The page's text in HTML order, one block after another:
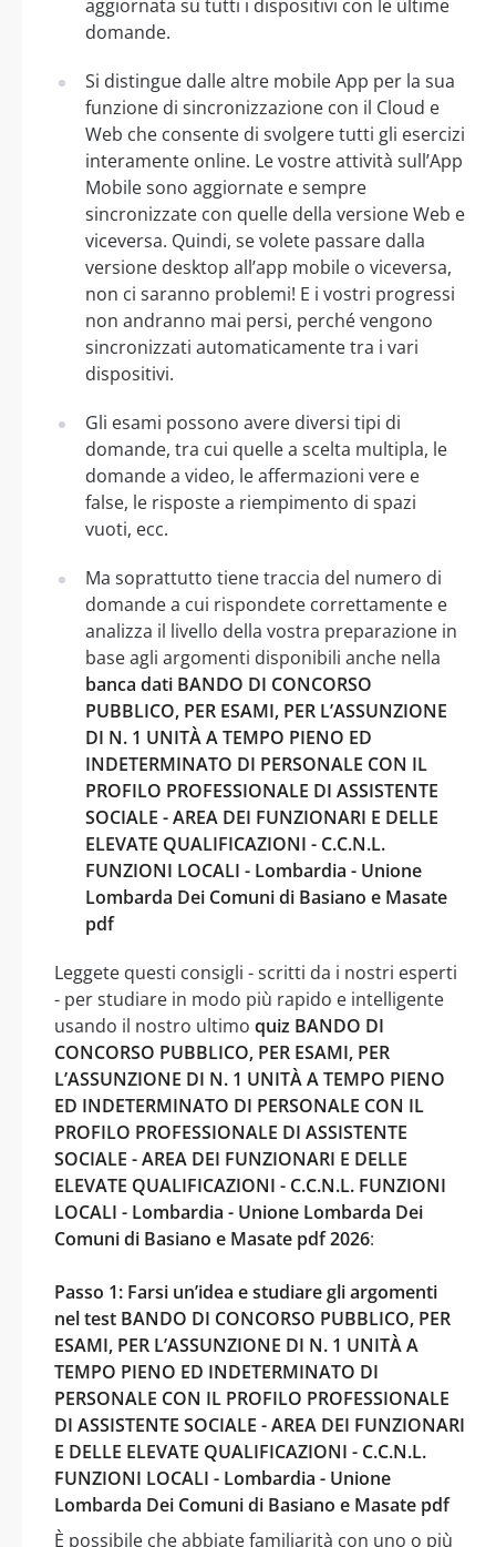
aggiornata su tutti i dispositivi con le ultime
domande.
Si distingue dalle altre mobile App per la sua
funzione di sincronizzazione con il Cloud e
Web che consente di svolgere tutti gli esercizi
interamente online. Le vostre attività sull’App
Mobile sono aggiornate e sempre
sincronizzate con quelle della versione Web e
viceversa. Quindi, se volete passare dalla
versione desktop all’app mobile o viceversa,
non ci saranno problemi! E i vostri progressi
non andranno mai persi, perché vengono
sincronizzati automaticamente tra i vari
dispositivi.
Gli esami possono avere diversi tipi di
domande, tra cui quelle a scelta multipla, le
domande a video, le affermazioni vere e
false, le risposte a riempimento di spazi
vuoti, ecc.
Ma soprattutto tiene traccia del numero di
domande a cui rispondete correttamente e
analizza il livello della vostra preparazione in
base agli argomenti disponibili anche nella
banca dati BANDO DI CONCORSO
PUBBLICO, PER ESAMI, PER L’ASSUNZIONE
DI N. 1 UNITÀ A TEMPO PIENO ED
INDETERMINATO DI PERSONALE CON IL
PROFILO PROFESSIONALE DI ASSISTENTE
SOCIALE - AREA DEI FUNZIONARI E DELLE
ELEVATE QUALIFICAZIONI - C.C.N.L.
FUNZIONI LOCALI - Lombardia - Unione
Lombarda Dei Comuni di Basiano e Masate
pdf
Leggete questi consigli - scritti da i nostri esperti
- per studiare in modo più rapido e intelligente
usando il nostro ultimo quiz BANDO DI
CONCORSO PUBBLICO, PER ESAMI, PER
L’ASSUNZIONE DI N. 1 UNITÀ A TEMPO PIENO
ED INDETERMINATO DI PERSONALE CON IL
PROFILO PROFESSIONALE DI ASSISTENTE
SOCIALE - AREA DEI FUNZIONARI E DELLE
ELEVATE QUALIFICAZIONI - C.C.N.L. FUNZIONI
LOCALI - Lombardia - Unione Lombarda Dei
Comuni di Basiano e Masate pdf 2026:
Passo 1: Farsi un’idea e studiare gli argomenti
nel test BANDO DI CONCORSO PUBBLICO, PER
ESAMI, PER L’ASSUNZIONE DI N. 1 UNITÀ A
TEMPO PIENO ED INDETERMINATO DI
PERSONALE CON IL PROFILO PROFESSIONALE
DI ASSISTENTE SOCIALE - AREA DEI FUNZIONARI
E DELLE ELEVATE QUALIFICAZIONI - C.C.N.L.
FUNZIONI LOCALI - Lombardia - Unione
Lombarda Dei Comuni di Basiano e Masate pdf
È possibile che abbiate familiarità con uno o più